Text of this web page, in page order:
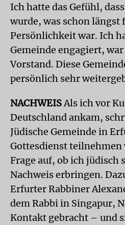
Ich hatte das Gefühl,
wurde, was schon
Persönlichkeit war. Ich
Gemeinde engagiert,
Vorstand. Diese
persönlich sehr
NACHWEIS Als ich vor
Deutschland ankam,
Jüdische Gemeinde in
Gottesdienst teilnehmen
Frage auf, ob ich jüdisch
Nachweis erbringen.
Erfurter Rabbiner
dem Rabbi in Singapur,
Kontakt gebracht – und